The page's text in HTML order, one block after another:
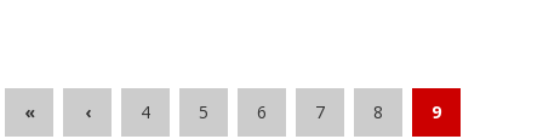
« ‹ 4 5 6 7 8 9